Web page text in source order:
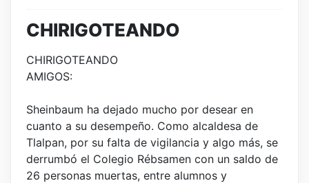
CHIRIGOTEANDO
CHIRIGOTEANDO
AMIGOS:
Sheinbaum ha dejado mucho por desear en
cuanto a su desempeño. Como alcaldesa de
Tlalpan, por su falta de vigilancia y algo más, se
derrumbó el Colegio Rébsamen con un saldo de
26 personas muertas, entre alumnos y